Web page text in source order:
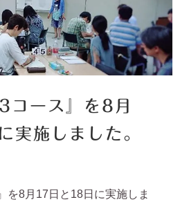
コース』を8月
実施しました。
を8月17日と18日に実施しま